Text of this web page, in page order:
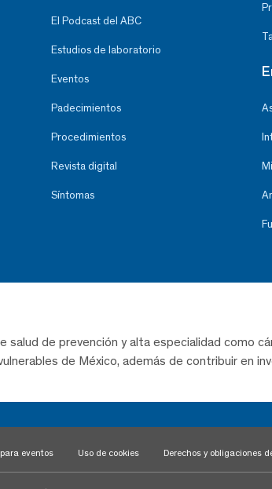
El Podcast del ABC
Estudios de laboratorio
Eventos
Padecimientos
Procedimientos
Revista digital
Síntomas
de prevención y alta especialidad como
de México, además de contribuir en
eventos Uso de cookies Derechos y obligaciones